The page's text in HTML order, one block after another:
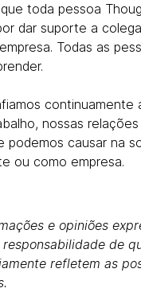
toda pessoa
dar suporte a
Todas as
continuamente
nossas
podemos causar na
ou como empresa.
e opiniões
de
refletem as